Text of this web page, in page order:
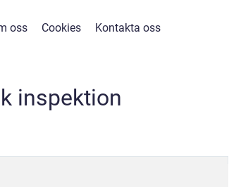
oss Cookies Kontakta oss
inspektion